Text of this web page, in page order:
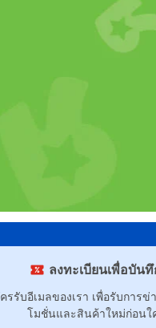
ลงทะเบียนเพื่อบันทึ
รรับอีเมลของเรา เพื่อรับการข่
โมชั่นและสินค้าใหม่ก่อนใ